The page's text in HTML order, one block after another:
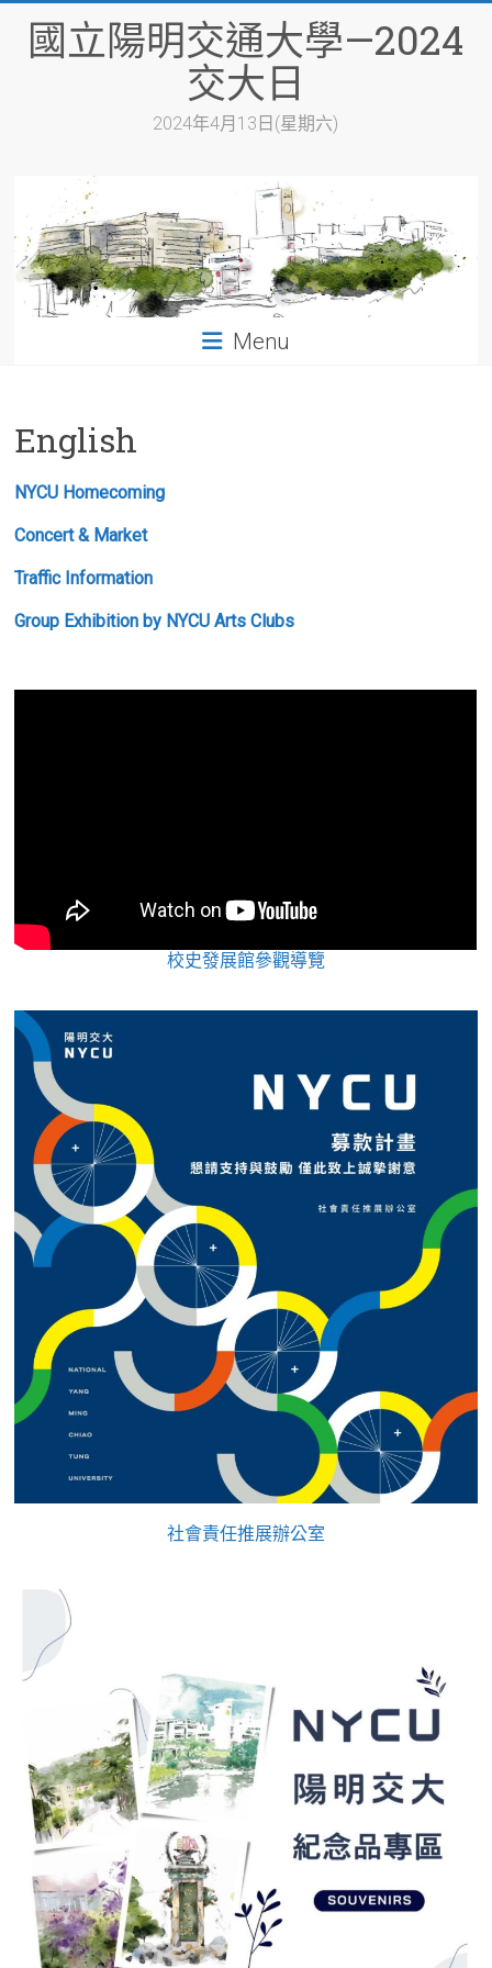
content國立陽明交通大學—2024
交大日
2024年4月13日(星期六)
Menu
English
NYCU Homecoming
Concert & Market
Traffic Information
Group Exhibition by NYCU Arts Clubs
校史發展館參觀導覽
社會責任推展辦公室